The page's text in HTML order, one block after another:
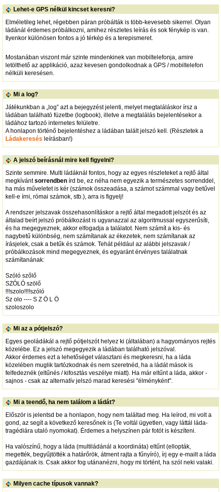
Lehet-e GPS nélkül kincset keresni?
Elméletileg lehet, régebben páran próbálták is több-kevesebb sikerrel. Olyan
ládánál érdemes próbálkozni, amihez részletes leírás és sok fénykép is van.
Ilyenkor különösen fontos a jó térkép és a terepismeret.
Mostanában viszont már szinte mindenkinek van mobiltelefonja, amire
letölthető az applikáció, azaz kevesen gondolkodnak a GPS / mobiltelefon
nélküli keresésen.
Mi a log?
Játékunkban a „log” azt a bejegyzést jelenti, melyet megtaláláskor írsz a
ládában található füzetbe (logbook), illetve a megtalálás bejelentésekor a
ládához tartozó internetes felületre.
A honlapon történő bejelentéshez a ládában talált jelszó kell. (Részletek a
Ládakeresés leírásban!)
A jelszó beírásnál mire kell figyelni?
Szinte semmire. Multi ládáknál fontos, hogy az egyes részleteket a rejtő által
megkívántsorrendbenírd be, ez néha nem egyezik a természetes sorrenddel,
ha más műveletet is kér (számok összeadása, a számot számmal vagy betűvel
kell-e írni, római számok, stb.), arra is figyelj!
A rendszer jelszavak összehasonlításkor a rejtő által megadott jelszót és az
általad beírt jelszó próbálkozást is ugyanazzal az algoritmussal egyszerűsíti,
és ha megegyeznek, akkor elfogadja a találatot. Nem számít a kis- és
nagybetű különbség, nem számítanak az ékezetek, nem számítanak az
írásjelek, csak a betűk és számok. Tehát például az alábbi jelszavak /
próbálkozások mind megegyeznek, és egyaránt érvényes találatnak
számítanának:
Szóló szőlő
SZÓLÓ szölő
!!!szolo!!!!szóló
Sz olo ---- S Z Ö L Ö
szoloszolo
Mi az a pótjelszó?
Egyes geoládákál a rejtő pótjelszót helyez ki (általában) a hagyományos rejtés
közelébe. Ez a jelszó megegyezik a ládában található jelszóval.
Akkor érdemes ezt a lehetőséget választani és megkeresni, ha a láda
közelében muglik tartózkodnak és nem szeretnéd, ha a ládát mások is
felfedeznék (eltűnés / kifosztás veszélye miatt). Ha már eltűnt a láda, akkor -
sajnos - csak az alternatív jelszó marad keresési "élményként".
Mi a teendő, ha nem találom a ládát?
Először is jelentsd be a honlapon, hogy nem találtad meg. Ha leírod, mi volt a
gond, az segít a következő keresőnek is (Te voltál ügyetlen, vagy láttál láda-
tragédiára utaló nyomokat). Érdemes a helyszínen pár fotót is készíteni.
Ha valószínű, hogy a láda (multiládánál a koordináta) eltűnt (ellopták,
megették, begyűjtötték a határőrök, átment rajta a fűnyíró), írj egy e-mailt a láda
gazdájának is. Csak akkor fog utánanézni, hogy mi történt, ha szól neki valaki.
Milyen cache típusok vannak?